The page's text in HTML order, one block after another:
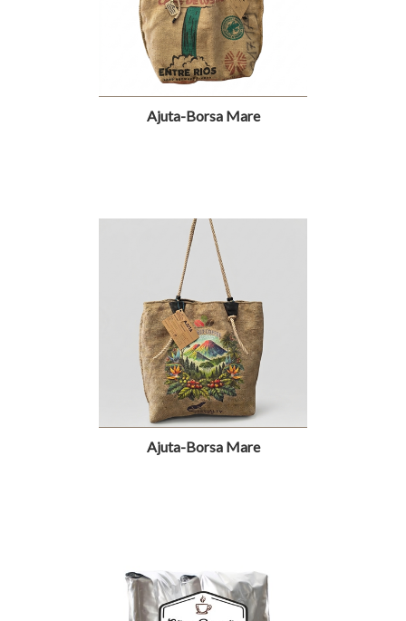
Ajuta-Borsa Mare
Ajuta-Borsa Mare